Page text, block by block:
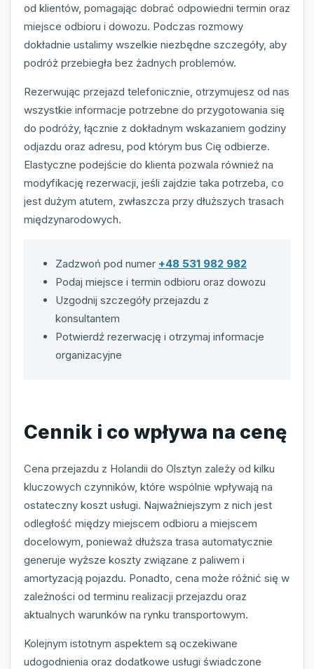
od klientów, pomagając dobrać odpowiedni termin oraz
miejsce odbioru i dowozu. Podczas rozmowy
dokładnie ustalimy wszelkie niezbędne szczegóły, aby
podróż przebiegła bez żadnych problemów.
Rezerwując przejazd telefonicznie, otrzymujesz od nas
wszystkie informacje potrzebne do przygotowania się
do podróży, łącznie z dokładnym wskazaniem godziny
odjazdu oraz adresu, pod którym bus Cię odbierze.
Elastyczne podejście do klienta pozwala również na
modyfikację rezerwacji, jeśli zajdzie taka potrzeba, co
jest dużym atutem, zwłaszcza przy dłuższych trasach
międzynarodowych.
Zadzwoń pod numer +48 531 982 982
Podaj miejsce i termin odbioru oraz dowozu
Uzgodnij szczegóły przejazdu z
konsultantem
Potwierdź rezerwację i otrzymaj informacje
organizacyjne
Cennik i co wpływa na cenę
Cena przejazdu z Holandii do Olsztyn zależy od kilku
kluczowych czynników, które wspólnie wpływają na
ostateczny koszt usługi. Najważniejszym z nich jest
odległość między miejscem odbioru a miejscem
docelowym, ponieważ dłuższa trasa automatycznie
generuje wyższe koszty związane z paliwem i
amortyzacją pojazdu. Ponadto, cena może różnić się w
zależności od terminu realizacji przejazdu oraz
aktualnych warunków na rynku transportowym.
Kolejnym istotnym aspektem są oczekiwane
udogodnienia oraz dodatkowe usługi świadczone